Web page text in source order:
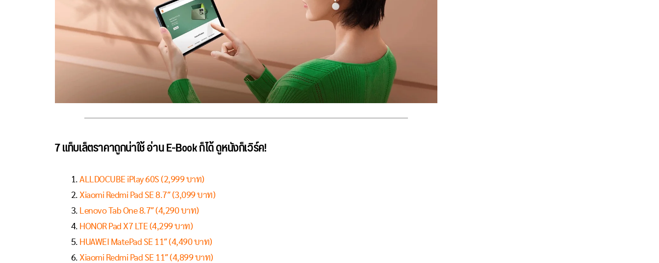
7 แท็บเล็ตราคาถูกน่าใช้ อ่าน E-Book ก็ได้ ดูหนังก็เวิร์ค!
ALLDOCUBE iPlay 60S (2,999 บาท)
Xiaomi Redmi Pad SE 8.7″ (3,099 บาท)
Lenovo Tab One 8.7″ (4,290 บาท)
HONOR Pad X7 LTE (4,299 บาท)
HUAWEI MatePad SE 11″ (4,490 บาท)
Xiaomi Redmi Pad SE 11″ (4,899 บาท)